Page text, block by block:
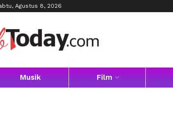
Agustus 8, 2026
Musik Film